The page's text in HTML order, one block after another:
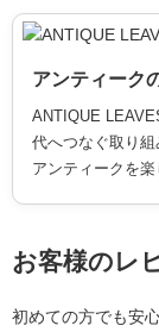
アンティーク
ANTIQUE
代へつなぐ取り
アンティークを
お客様のレ
初めての方でも安